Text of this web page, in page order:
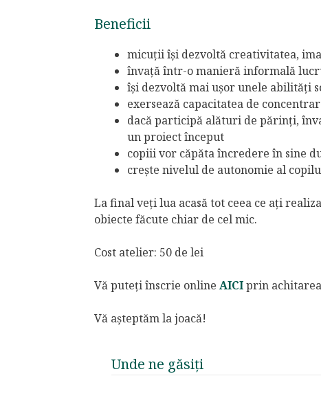
Beneficii
micuții își dezvoltă creativitatea,
învață într-o manieră informală
își dezvoltă mai ușor unele abilități
exersează capacitatea de
dacă participă alături de părinți,
un proiect început
copiii vor căpăta încredere în sine
crește nivelul de autonomie al
La final veți lua acasă tot ceea ce ați
obiecte făcute chiar de cel mic.
Cost atelier: 50 de lei
Vă puteți înscrie online AICIprin
Vă așteptăm la joacă!
Unde ne găsiți